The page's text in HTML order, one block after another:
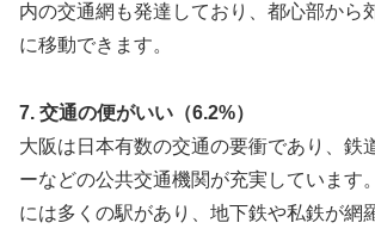
内の交通網も発達しており、都心部から
に移動できます。
7. 交通の便がいい（6.2%）
大阪は日本有数の交通の要衝であり、鉄
ーなどの公共交通機関が充実しています
には多くの駅があり、地下鉄や私鉄が網